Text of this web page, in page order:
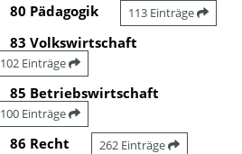
80 Pädagogik 113 Einträge
83 Volkswirtschaft
102 Einträge
85 Betriebswirtschaft
100 Einträge
86 Recht 262 Einträge